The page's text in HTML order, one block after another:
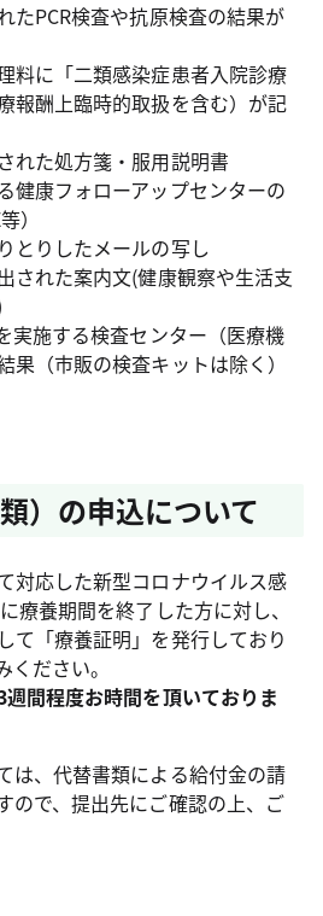
たPCR検査や抗原検査の結果が
料に「二類感染症患者入院診療
報酬上臨時的取扱を含む）が記
れた処方箋・服用説明書
健康フォローアップセンターの
）
とりしたメールの写し
された案内文(健康観察や生活支
実施する検査センター（医療機
果（市販の検査キットは除く）
）の申込について
対応した新型コロナウイルス感
療養期間を終了した方に対し、
て「療養証明」を発行しており
ださい。
間程度お時間を頂いておりま
は、代替書類による給付金の請
ので、提出先にご確認の上、ご